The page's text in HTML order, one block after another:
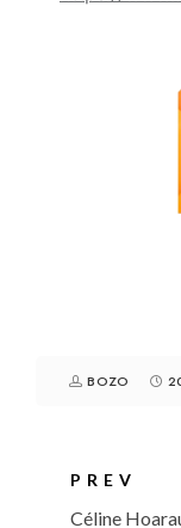
BOZO
PREV
Céline